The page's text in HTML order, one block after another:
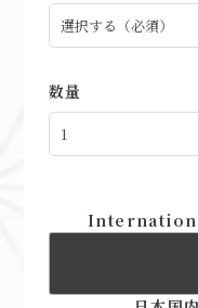
す）
数量